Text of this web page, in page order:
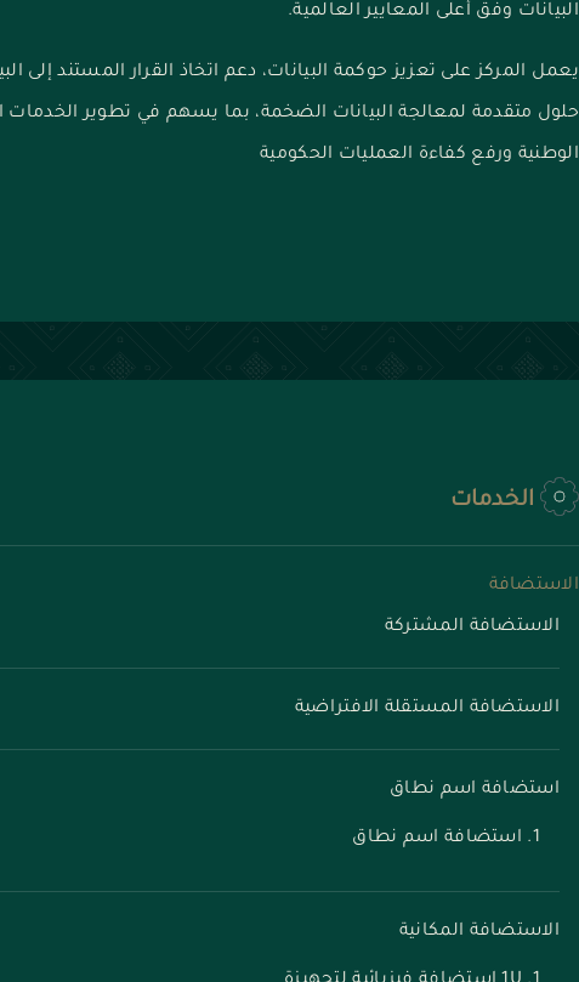
البيانات وفق أعلى المعايير العالمية.
يعمل المركز على تعزيز حوكمة البيانات، دعم اتخاذ القرار المستند إلى
حلول متقدمة لمعالجة البيانات الضخمة، بما يسهم في تطوير الخدمات
الوطنية ورفع كفاءة العمليات الحكومية
الخدمات
الاستضافة
الاستضافة المشتركة
الاستضافة المستقلة الافتراضية
استضافة اسم نطاق
استضافة اسم نطاق
الاستضافة المكانية